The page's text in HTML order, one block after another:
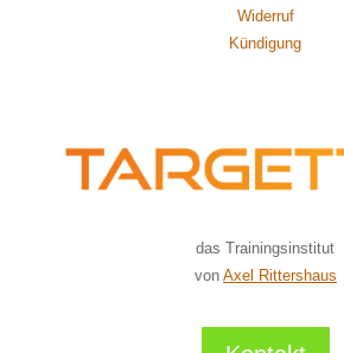
Widerruf
Kündigung
das Trainingsinstitut
von Axel Rittershaus